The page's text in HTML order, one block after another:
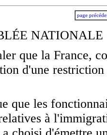
page
NATIONALE
que la France,
d'une
que les
à